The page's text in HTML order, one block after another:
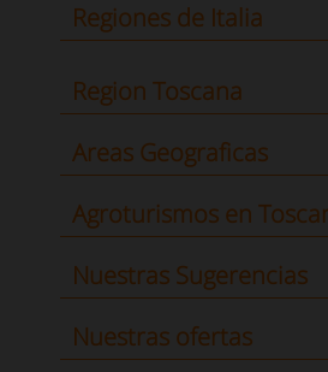
Regiones de Italia
Region Toscana
Areas Geograficas
Agroturismos en
Nuestras Sugerencias
Nuestras ofertas